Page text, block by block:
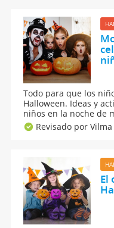
Todo para que los
Halloween. Ideas y
niños en la noche de
manualidades,
para que la noche de
Revisado por
El